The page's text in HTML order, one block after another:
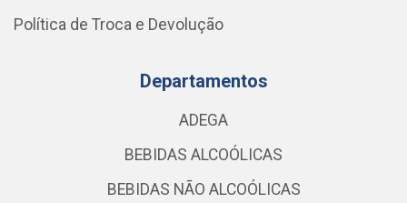
Política de Troca e Devolução
Departamentos
ADEGA
BEBIDAS ALCOÓLICAS
BEBIDAS NÃO ALCOÓLICAS